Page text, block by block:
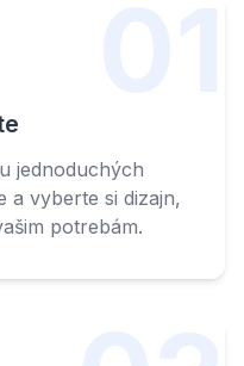
jednoduchých
a vyberte si dizajn,
potrebám.